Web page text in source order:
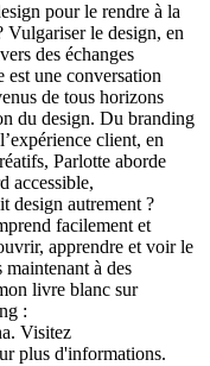
pour le rendre à la
le design, en
des échanges
est une conversation
de tous horizons
du design. Du branding
client, en
Parlotte aborde
accessible,
design autrement ?
facilement et
apprendre et voir le
à des
livre blanc sur
:
Visitez
plus d'informations.